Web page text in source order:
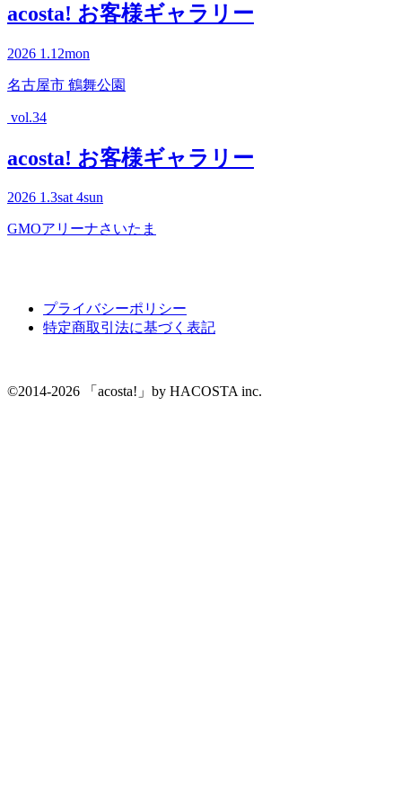
acosta! お客様ギャラリー
2026 1.12mon
名古屋市 鶴舞公園
vol.34
acosta! お客様ギャラリー
2026 1.3sat4sun
GMOアリーナさいたま
プライバシーポリシー
特定商取引法に基づく表記
©2014-2026 「acosta!」by HACOSTA inc.